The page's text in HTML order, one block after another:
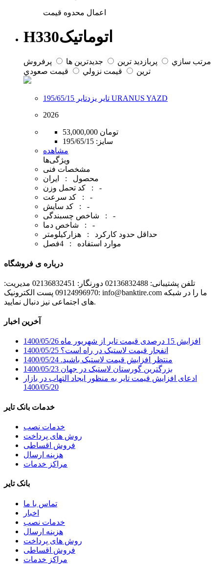
اعمال محدوه قیمت
H330اتوماتیک
مرتب سازي پربازديد ترين جديدترين ها
پرفروش
ترين
قيمت نزولي قيمت صعودي
تایر یزدتایر 195/65/15 URANUS YAZD
2026
53,000,000 تومان
سایز: 195/65/15
مشاهده
ویژگی‌ها
مشخصات فنی
محصول : ایران
کد تحمل وزن : -
کد سرعت : -
کد سایش : -
شاخص چسبندگی : -
شاخص دما : -
حداقل حدود کارکرد : هزارکیلومتر
موارد استفاده : 4فصل
درباره ی فروشگاه
تلفن پشتیبانی: 02136832488 دورنگار: 02136832451 مدیریت:
09124996970 پست الکترونیک: info@banktire.com ما را در شبکه
های اجتماعی نیز دنبال نمایید.
آخرین اخبار
افزایش 15 درصدی قیمت تایر از شهریور ماه
1400/05/26
انفجار قیمت لاستیک در راه است؟ 1400/05/25
منتظر افزایش قیمت لاستیک باشید. 1400/05/24
بزرگترین گورستان لاستیک در جهان 1400/05/23
ادعای افزایش قیمت تایر به منظور ایجاد التهاب در بازار
1400/05/20
خدمات بانک تایر
خدمات نصب
روش های پرداخت
فروش اقساطی
هزینه ارسال
مراکز خدمات
بانک تایر
تماس با ما
اخبار
خدمات نصب
هزینه ارسال
روش های پرداخت
فروش اقساطی
مراکز خدمات